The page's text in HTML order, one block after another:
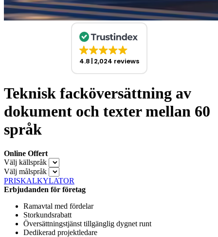
4.8 2,024 reviews
Teknisk facköversättning av
dokument och texter mellan 60
språk
Online Offert
Välj källspråk
Välj målspråk
PRISKALKYLATOR
Erbjudanden för företag
Ramavtal med fördelar
Storkundsrabatt
Översättningstjänst tillgänglig dygnet runt
Dedikerad projektledare